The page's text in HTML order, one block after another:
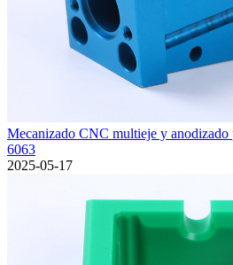
Mecanizado CNC multieje y anodizado
6063
2025-05-17